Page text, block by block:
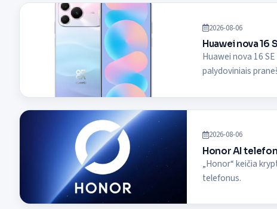
2026-08-06
Huawei nova 16
Huawei nova 16
palydoviniais
2026-08-06
Honor AI
„Honor“ keičia
telefonus.